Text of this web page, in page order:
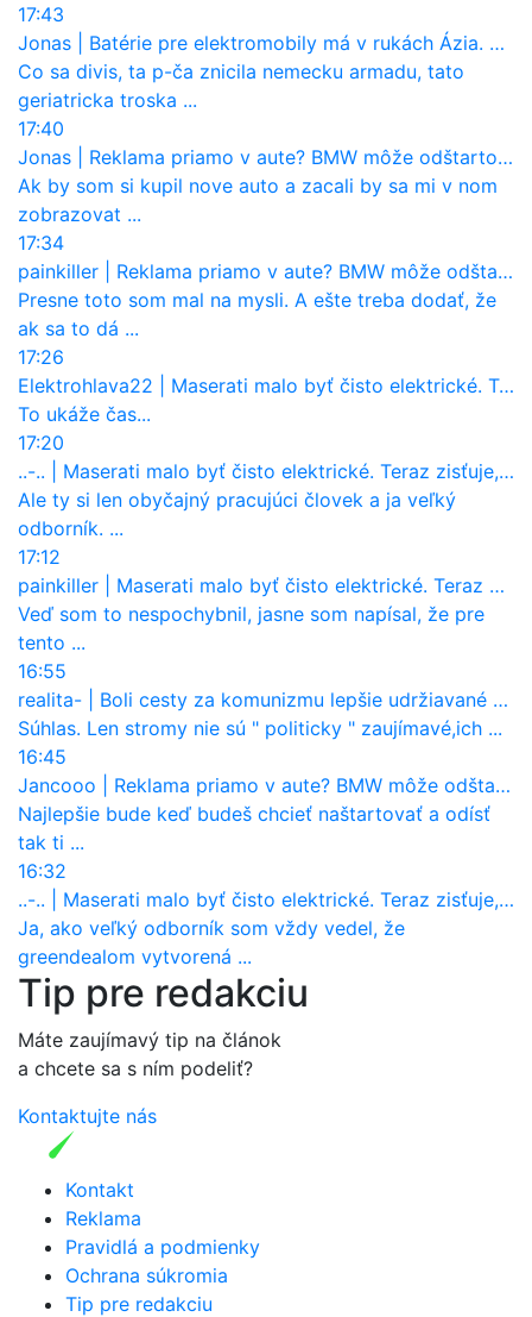
17:43
Jonas
Batérie pre elektromobily má v rukách Ázia. Európa ale stráca kontrolu aj nad vlastnou výrobou!
Co sa divis, ta p-ča znicila nemecku armadu, tato
geriatricka troska ...
17:40
Jonas
Reklama priamo v aute? BMW môže odštartovať nový trend
Ak by som si kupil nove auto a zacali by sa mi v nom
zobrazovat ...
17:34
painkiller
Reklama priamo v aute? BMW môže odštartovať nový trend
Presne toto som mal na mysli. A ešte treba dodať, že
ak sa to dá ...
17:26
Elektrohlava22
Maserati malo byť čisto elektrické. Teraz zisťuje, že potrebuje nový osemvalcový motor
To ukáže čas...
17:20
..-..
Maserati malo byť čisto elektrické. Teraz zisťuje, že potrebuje nový osemvalcový motor
Ale ty si len obyčajný pracujúci človek a ja veľký
odborník. ...
17:12
painkiller
Maserati malo byť čisto elektrické. Teraz zisťuje, že potrebuje nový osemvalcový motor
Veď som to nespochybnil, jasne som napísal, že pre
tento ...
16:55
realita-
Boli cesty za komunizmu lepšie udržiavané ako dnes?
Súhlas. Len stromy nie sú " politicky " zaujímavé,ich ...
16:45
Jancooo
Reklama priamo v aute? BMW môže odštartovať nový trend
Najlepšie bude keď budeš chcieť naštartovať a odísť
tak ti ...
16:32
..-..
Maserati malo byť čisto elektrické. Teraz zisťuje, že potrebuje nový osemvalcový motor
Ja, ako veľký odborník som vždy vedel, že
greendealom vytvorená ...
Tip pre redakciu
Máte zaujímavý tip na článok
a chcete sa s ním podeliť?
Kontaktujte nás
Kontakt
Reklama
Pravidlá a podmienky
Ochrana súkromia
Tip pre redakciu